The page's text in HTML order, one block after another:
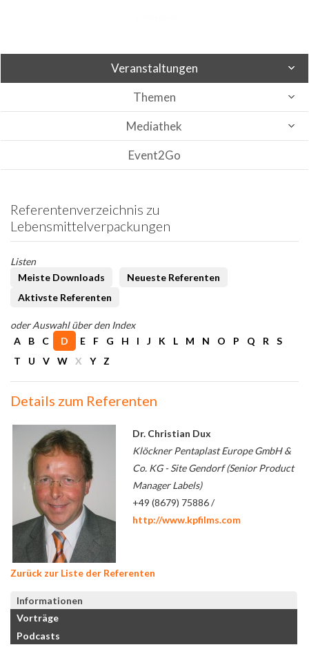
Veranstaltungen
Themen
Mediathek
Event2Go
Referentenverzeichnis zu
Lebensmittelverpackungen
Listen
Meiste Downloads
Neueste Referenten
Aktivste Referenten
oder Auswahl über den Index
A
B C D E F G H I J K L M N O P Q R
S
T
U V W X Y Z
Details zum Referenten
Dr. Christian Dux
Klöckner Pentaplast Europe GmbH &
Co. KG - Site Gendorf (Senior Product
Manager Labels)
+49 (8679) 75886 /
http://www.kpfilms.com
Zurück zur Liste der Referenten
Informationen
Vorträge
Podcasts